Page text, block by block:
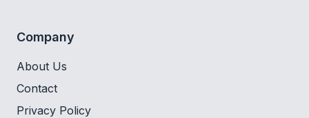
Company
About Us
Contact
Privacy Policy